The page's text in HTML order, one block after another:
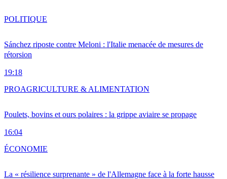
Sánchez riposte contre Meloni : l'Italie menacée de mesures de
rétorsion
19:18
POLITIQUE
Poulets, bovins et ours polaires : la grippe aviaire se propage
16:04
PROAGRICULTURE & ALIMENTATION
La « résilience surprenante » de l'Allemagne face à la forte hausse
ÉCONOMIE